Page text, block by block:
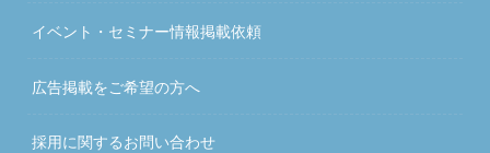
イベント・セミナー情報掲載依頼
広告掲載をご希望の方へ
採用に関するお問い合わせ